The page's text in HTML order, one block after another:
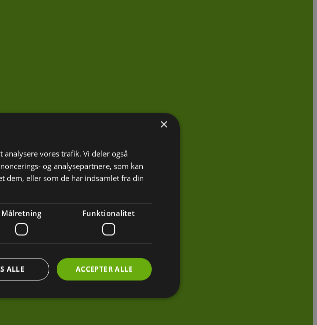
×
vores trafik. Vi deler også
og analysepartnere, som kan
dem, eller som de har indsamlet fra din
Målretning Funktionalitet
ACCEPTER ALLE
ALLE